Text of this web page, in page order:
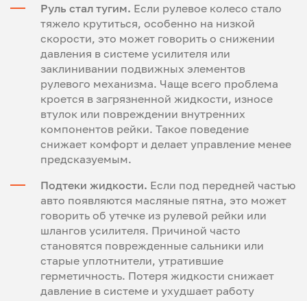
Руль стал тугим. Если рулевое колесо стало
тяжело крутиться, особенно на низкой
скорости, это может говорить о снижении
давления в системе усилителя или
заклинивании подвижных элементов
рулевого механизма. Чаще всего проблема
кроется в загрязненной жидкости, износе
втулок или повреждении внутренних
компонентов рейки. Такое поведение
снижает комфорт и делает управление менее
предсказуемым.
Подтеки жидкости. Если под передней частью
авто появляются масляные пятна, это может
говорить об утечке из рулевой рейки или
шлангов усилителя. Причиной часто
становятся поврежденные сальники или
старые уплотнители, утратившие
герметичность. Потеря жидкости снижает
давление в системе и ухудшает работу